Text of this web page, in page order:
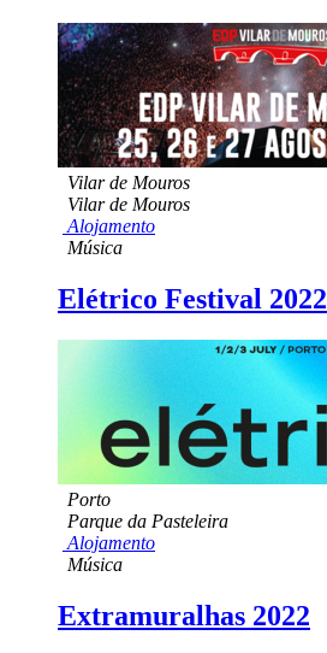
Vilar de Mouros
Vilar de Mouros
Alojamento
Música
Elétrico Festival 2022
Porto
Parque da Pasteleira
Alojamento
Música
Extramuralhas 2022